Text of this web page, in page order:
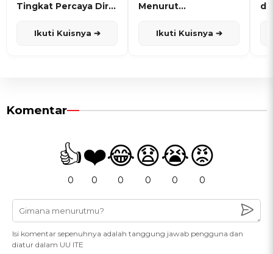
Tingkat Percaya Diri
Ikuti Kuisnya ➔
Menurut
Ikuti Kuisnya ➔
Komentar
👍
0
❤️
0
😂
0
😧
0
😭
0
😡
0
Isi komentar sepenuhnya adalah tanggung jawab pengguna dan
diatur dalam UU ITE